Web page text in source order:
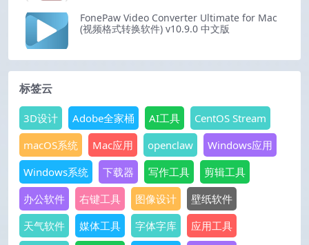
FonePaw Video Converter Ultimate for Mac
(视频格式转换软件) v10.9.0 中文版
标签云
3D设计 Adobe全家桶 AI工具
CentOS Stream
macOS系统
Mac应用 openclaw
Windows应用
Windows系统
下载器 写作工具
剪辑工具
办公软件
右键工具 图像设计
壁纸软件
天气软件
媒体工具 字体字库
应用工具